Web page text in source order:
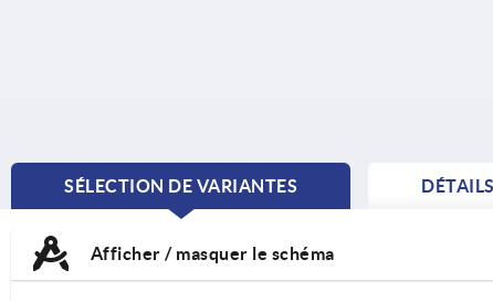
SÉLECTION DE VARIANTES
CURRENT
Afficher / masquer le schéma